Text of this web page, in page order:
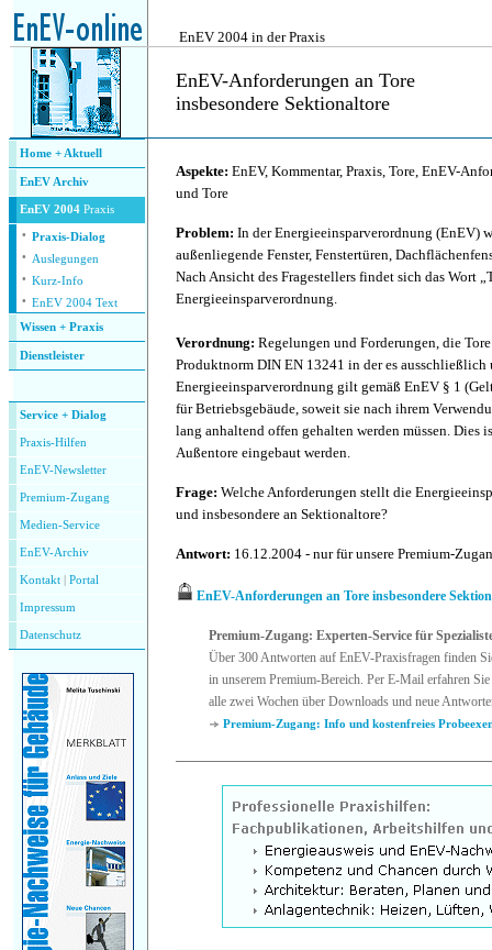
EnEV 2004 in der Praxis
EnEV-Anforderungen an Tore
insbesondere Sektionaltore
Home + Aktuell
EnEV Archiv
EnEV 2004 Praxis
· Praxis-Dialog
· Auslegungen
· Kurz-Info
· EnEV 2004 Text
Wissen + Praxis
Dienstleister
Service + Dialog
Praxis-Hilfen
EnEV-Newsletter
Premium-Zugang
Medien-Service
EnEV-Archiv
Kontakt Portal
Impressum
Datenschutz
Aspekte: EnEV, Kommentar, Praxis, Tore, EnEV-
und Tore
Problem: In der Energieeinsparverordnung (EnEV)
außenliegende Fenster, Fenstertüren,
Nach Ansicht des Fragestellers findet sich das Wort
Energieeinsparverordnung.
Verordnung: Regelungen und Forderungen, die
Produktnorm DIN EN 13241 in der es ausschließlich
Energieeinsparverordnung gilt gemäß EnEV § 1
für Betriebsgebäude, soweit sie nach ihrem
lang anhaltend offen gehalten werden müssen. Dies
Außentore eingebaut werden.
Frage: Welche Anforderungen stellt die
und insbesondere an Sektionaltore?
Antwort: 16.12.2004 - nur für unsere Premium-
EnEV-Anforderungen an Tore insbesondere
Premium-Zugang: Experten-Service für
Über 300 Antworten auf EnEV-Praxisfragen finden
in unserem Premium-Bereich. Per E-Mail erfahren Sie
alle zwei Wochen über Downloads und neue
Premium-Zugang: Info und kostenfreies